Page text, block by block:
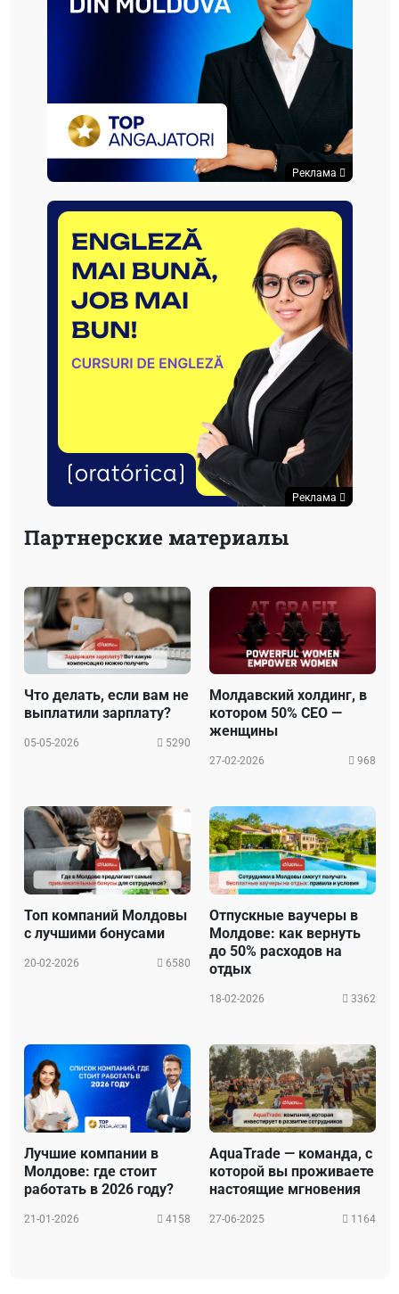
Реклама
Реклама
Партнерские материалы
Что делать, если вам не
выплатили зарплату?
05-05-2026 5290
Молдавский холдинг, в
котором 50% CEO —
женщины
27-02-2026 968
Топ компаний Молдовы
с лучшими бонусами
20-02-2026 6580
Отпускные ваучеры в
Молдове: как вернуть
до 50% расходов на
отдых
18-02-2026 3362
Лучшие компании в
Молдове: где стоит
работать в 2026 году?
21-01-2026 4158
AquaTrade — команда, с
которой вы проживаете
настоящие мгновения
27-06-2025 1164